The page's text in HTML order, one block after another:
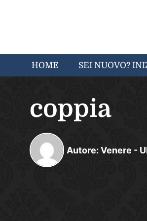
HOME SEI NUOVO?
coppia
Autore:Venere -